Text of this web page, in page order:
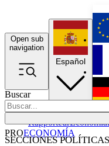
Open sub
navigation
Buscar
SECCIONES POLÍTICAS
RapporteurEconomía
Español
PROECONOMÍA